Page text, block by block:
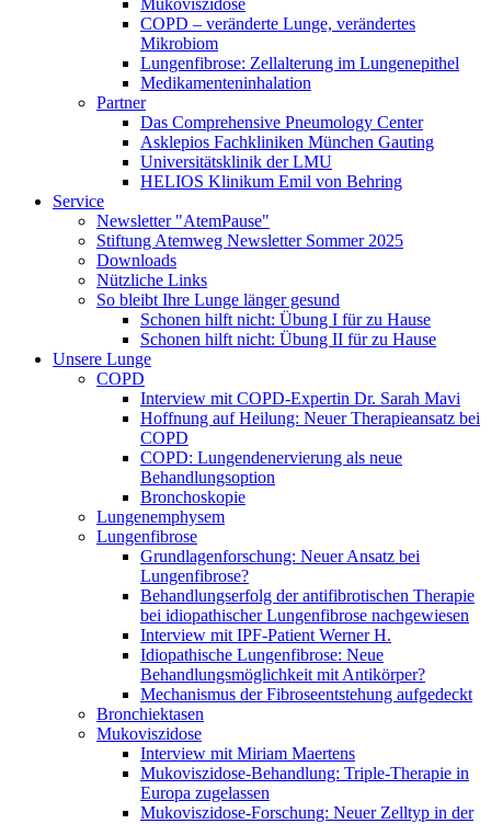
Mukoviszidose
COPD – veränderte Lunge, verändertes
Mikrobiom
Lungenfibrose: Zellalterung im Lungenepithel
Medikamenteninhalation
Partner
Das Comprehensive Pneumology Center
Asklepios Fachkliniken München Gauting
Universitätsklinik der LMU
HELIOS Klinikum Emil von Behring
Service
Newsletter "AtemPause"
Stiftung Atemweg Newsletter Sommer 2025
Downloads
Nützliche Links
So bleibt Ihre Lunge länger gesund
Schonen hilft nicht: Übung I für zu Hause
Schonen hilft nicht: Übung II für zu Hause
Unsere Lunge
COPD
Interview mit COPD-Expertin Dr. Sarah Mavi
Hoffnung auf Heilung: Neuer Therapieansatz bei
COPD
COPD: Lungendenervierung als neue
Behandlungsoption
Bronchoskopie
Lungenemphysem
Lungenfibrose
Grundlagenforschung: Neuer Ansatz bei
Lungenfibrose?
Behandlungserfolg der antifibrotischen Therapie
bei idiopathischer Lungenfibrose nachgewiesen
Interview mit IPF-Patient Werner H.
Idiopathische Lungenfibrose: Neue
Behandlungsmöglichkeit mit Antikörper?
Mechanismus der Fibroseentstehung aufgedeckt
Bronchiektasen
Mukoviszidose
Interview mit Miriam Maertens
Mukoviszidose-Behandlung: Triple-Therapie in
Europa zugelassen
Mukoviszidose-Forschung: Neuer Zelltyp in der